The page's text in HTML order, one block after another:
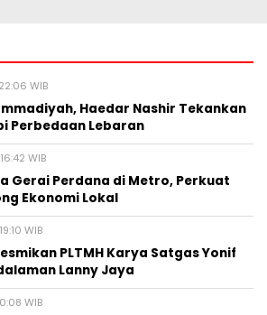
WIB
Haedar Nashir Tekankan
Perbedaan Lebaran
WIB
Gerai Perdana di Metro, Perkuat
Ekonomi Lokal
WIB
PLTMH Karya Satgas Yonif
Lanny Jaya
WIB